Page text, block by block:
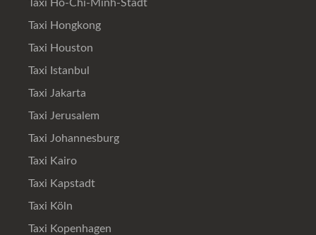
Taxi Ho-Chi-Minh-Stadt
Taxi Hongkong
Taxi Houston
Taxi Istanbul
Taxi Jakarta
Taxi Jerusalem
Taxi Johannesburg
Taxi Kairo
Taxi Kapstadt
Taxi Köln
Taxi Kopenhagen